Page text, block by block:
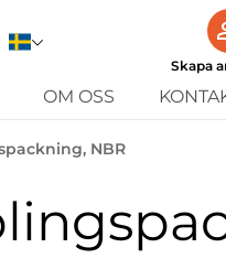
Skapa
OM OSS
NBR